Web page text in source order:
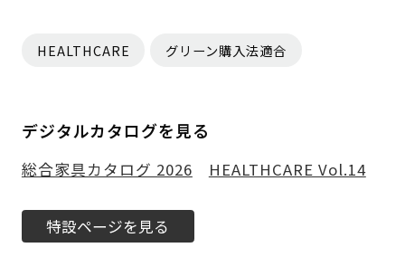
HEALTHCARE グリーン購入法適合
デジタルカタログを見る
総合家具カタログ 2026 HEALTHCARE Vol.14
特設ページを見る